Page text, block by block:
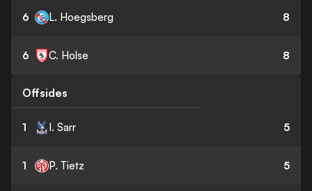
6 L. Hoegsberg 8
6 C. Holse 8
Offsides
1 I. Sarr 5
1 P. Tietz 5